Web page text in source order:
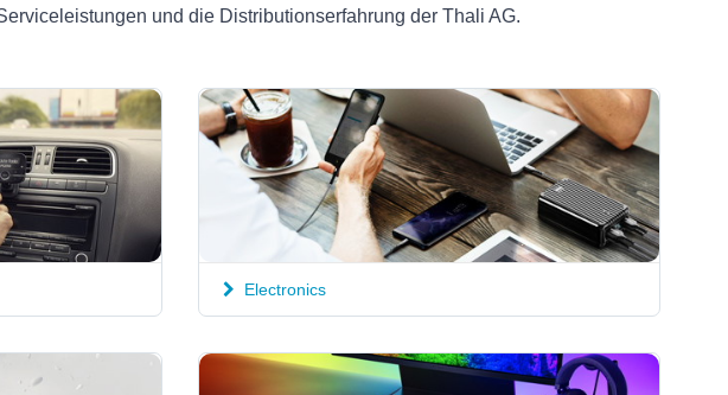
und die Distributionserfahrung der Thali AG.
Electronics